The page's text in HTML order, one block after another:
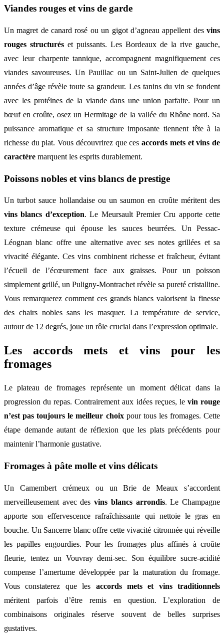
Viandes rouges et vins de garde
Un magret de canard rosé ou un gigot d’agneau appellent des vins
rouges structurés et puissants. Les Bordeaux de la rive gauche,
avec leur charpente tannique, accompagnent magnifiquement ces
viandes savoureuses. Un Pauillac ou un Saint-Julien de quelques
années d’âge révèle toute sa grandeur. Les tanins du vin se fondent
avec les protéines de la viande dans une union parfaite. Pour un
bœuf en croûte, osez un Hermitage de la vallée du Rhône nord. Sa
puissance aromatique et sa structure imposante tiennent tête à la
richesse du plat. Vous découvrirez que cesaccords mets et vins de
caractère marquent les esprits durablement.
Poissons nobles et vins blancs de prestige
Un turbot sauce hollandaise ou un saumon en croûte méritent des
vins blancs d’exception. Le Meursault Premier Cru apporte cette
texture crémeuse qui épouse les sauces beurrées. Un Pessac-
Léognan blanc offre une alternative avec ses notes grillées et sa
vivacité élégante. Ces vins combinent richesse et fraîcheur, évitant
l’écueil de l’écœurement face aux graisses. Pour un poisson
simplement grillé, un Puligny-Montrachet révèle sa pureté cristalline.
Vous remarquerez comment ces grands blancs valorisent la finesse
des chairs nobles sans les masquer. La température de service,
autour de 12 degrés, joue un rôle crucial dans l’expression optimale.
Les accords mets et vins pour les
fromages
Le plateau de fromages représente un moment délicat dans la
progression du repas. Contrairement aux idées reçues, le vin rouge
n’est pas toujours le meilleur choixpour tous les fromages. Cette
étape demande autant de réflexion que les plats précédents pour
maintenir l’harmonie gustative.
Fromages à pâte molle et vins délicats
Un Camembert crémeux ou un Brie de Meaux s’accordent
merveilleusement avec desvins blancs arrondis. Le Champagne
apporte son effervescence rafraîchissante qui nettoie le gras en
bouche. Un Sancerre blanc offre cette vivacité citronnée qui réveille
les papilles engourdies. Pour les fromages plus affinés à croûte
fleurie, tentez un Vouvray demi-sec. Son équilibre sucre-acidité
compense l’amertume développée par la maturation du fromage.
Vous constaterez que les accords mets et vins traditionnels
méritent parfois d’être remis en question. L’exploration de
combinaisons originales réserve souvent de belles surprises
gustatives.